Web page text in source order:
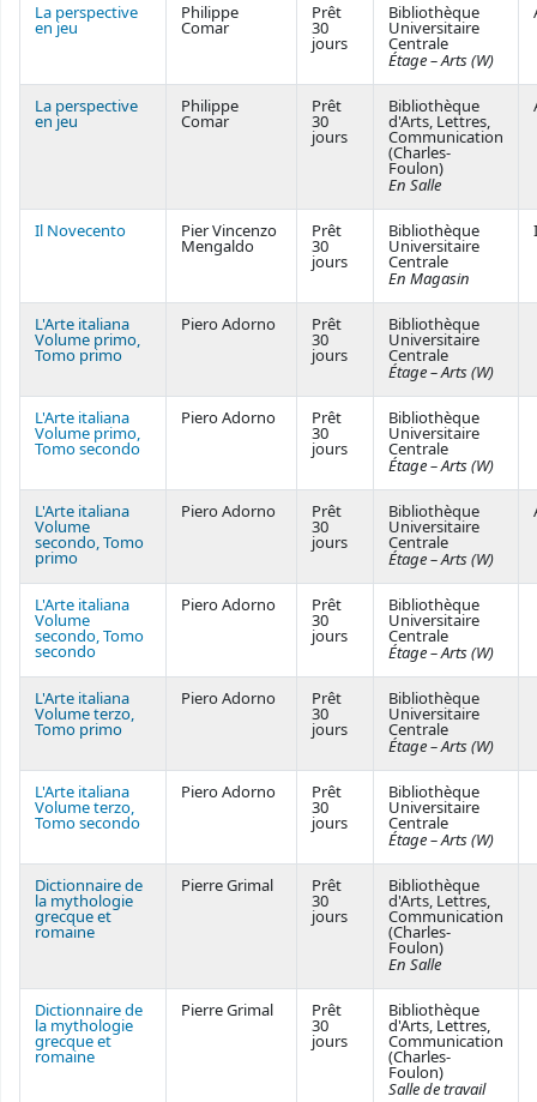
La perspective
en jeu
Philippe
Comar
Prêt
30
jours
Bibliothèque
Universitaire
Centrale
Étage – Arts (W)
La perspective
en jeu
Philippe
Comar
Prêt
30
jours
Bibliothèque
d'Arts, Lettres,
Communication
(Charles-
Foulon)
En Salle
Il Novecento Pier Vincenzo
Mengaldo
Prêt
30
jours
Bibliothèque
Universitaire
Centrale
En Magasin
L'Arte italiana
Volume primo,
Tomo primo
Piero Adorno Prêt
30
jours
Bibliothèque
Universitaire
Centrale
Étage – Arts (W)
L'Arte italiana
Volume primo,
Tomo secondo
Piero Adorno Prêt
30
jours
Bibliothèque
Universitaire
Centrale
Étage – Arts (W)
L'Arte italiana
Volume
secondo, Tomo
primo
Piero Adorno Prêt
30
jours
Bibliothèque
Universitaire
Centrale
Étage – Arts (W)
L'Arte italiana
Volume
secondo, Tomo
secondo
Piero Adorno Prêt
30
jours
Bibliothèque
Universitaire
Centrale
Étage – Arts (W)
L'Arte italiana
Volume terzo,
Tomo primo
Piero Adorno Prêt
30
jours
Bibliothèque
Universitaire
Centrale
Étage – Arts (W)
L'Arte italiana
Volume terzo,
Tomo secondo
Piero Adorno Prêt
30
jours
Bibliothèque
Universitaire
Centrale
Étage – Arts (W)
Dictionnaire de
la mythologie
grecque et
romaine
Pierre Grimal Prêt
30
jours
Bibliothèque
d'Arts, Lettres,
Communication
(Charles-
Foulon)
En Salle
Dictionnaire de
la mythologie
grecque et
romaine
Pierre Grimal Prêt
30
jours
Bibliothèque
d'Arts, Lettres,
Communication
(Charles-
Foulon)
Salle de travail